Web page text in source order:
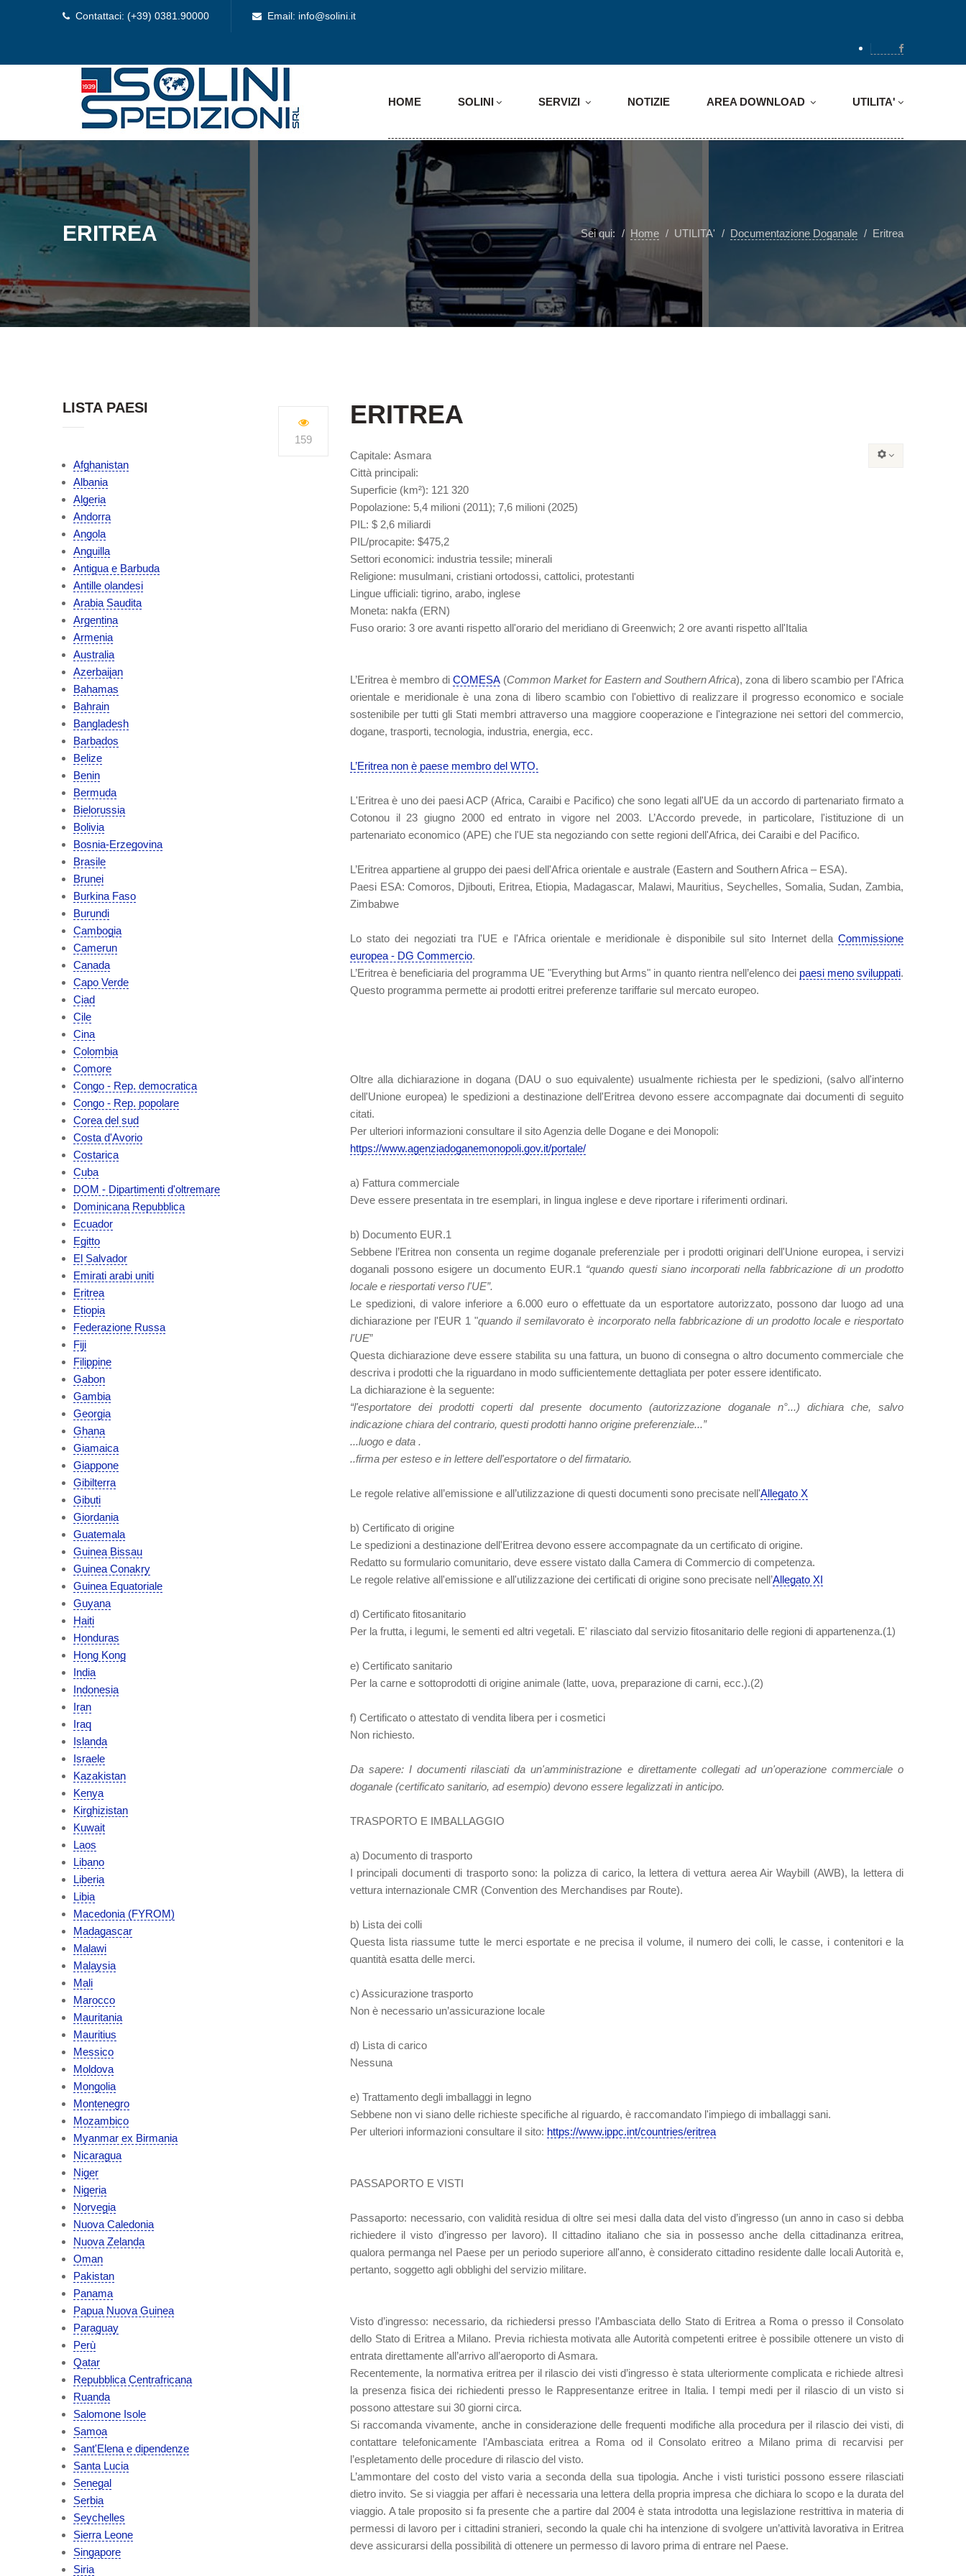
Contattaci: (+39) 0381.90000 Email: info@solini.it
HOME SOLINI SERVIZI NOTIZIE AREA DOWNLOAD UTILITA'
ERITREA Sei qui: Home UTILITA' Documentazione Doganale Eritrea
LISTA PAESI
Afghanistan
Albania
Algeria
Andorra
Angola
Anguilla
Antigua e Barbuda
Antille olandesi
Arabia Saudita
Argentina
Armenia
Australia
Azerbaijan
Bahamas
Bahrain
Bangladesh
Barbados
Belize
Benin
Bermuda
Bielorussia
Bolivia
Bosnia-Erzegovina
Brasile
Brunei
Burkina Faso
Burundi
Cambogia
Camerun
Canada
Capo Verde
Ciad
Cile
Cina
Colombia
Comore
Congo - Rep. democratica
Congo - Rep. popolare
Corea del sud
Costa d'Avorio
Costarica
Cuba
DOM - Dipartimenti d'oltremare
Dominicana Repubblica
Ecuador
Egitto
El Salvador
Emirati arabi uniti
Eritrea
Etiopia
Federazione Russa
Fiji
Filippine
Gabon
Gambia
Georgia
Ghana
Giamaica
Giappone
Gibilterra
Gibuti
Giordania
Guatemala
Guinea Bissau
Guinea Conakry
Guinea Equatoriale
Guyana
Haiti
Honduras
Hong Kong
India
Indonesia
Iran
Iraq
Islanda
Israele
Kazakistan
Kenya
Kirghizistan
Kuwait
Laos
Libano
Liberia
Libia
Macedonia (FYROM)
Madagascar
Malawi
Malaysia
Mali
Marocco
Mauritania
Mauritius
Messico
Moldova
Mongolia
Montenegro
Mozambico
Myanmar ex Birmania
Nicaragua
Niger
Nigeria
Norvegia
Nuova Caledonia
Nuova Zelanda
Oman
Pakistan
Panama
Papua Nuova Guinea
Paraguay
Perù
Qatar
Repubblica Centrafricana
Ruanda
Salomone Isole
Samoa
Sant'Elena e dipendenze
Santa Lucia
Senegal
Serbia
Seychelles
Sierra Leone
Singapore
Siria
159
ERITREA
Capitale: Asmara
Città principali:
Superficie (km²): 121 320
Popolazione: 5,4 milioni (2011); 7,6 milioni (2025)
PIL : $ 2,6 miliardi
PIL/procapite: $475,2
Settori economici: industria tessile; minerali
Religione: musulmani, cristiani ortodossi, cattolici, protestanti
Lingue ufficiali: tigrino, arabo, inglese
Moneta: nakfa (ERN)
Fuso orario: 3 ore avanti rispetto all'orario del meridiano di Greenwich; 2 ore avanti rispetto all'Italia
L’Eritrea è membro diCOMESA(Common Market for Eastern and Southern Africa), zona di libero scambio per l'Africa
orientale e meridionale è una zona di libero scambio con l'obiettivo di realizzare il progresso economico e sociale
sostenibile per tutti gli Stati membri attraverso una maggiore cooperazione e l'integrazione nei settori del commercio,
dogane, trasporti, tecnologia, industria, energia, ecc.
L’Eritrea non è paese membro del WTO.
L'Eritrea è uno dei paesi ACP (Africa, Caraibi e Pacifico) che sono legati all'UE da un accordo di partenariato firmato a
Cotonou il 23 giugno 2000 ed entrato in vigore nel 2003. L’Accordo prevede, in particolare, l'istituzione di un
partenariato economico (APE) che l'UE sta negoziando con sette regioni dell'Africa, dei Caraibi e del Pacifico.
L’Eritrea appartiene al gruppo dei paesi dell'Africa orientale e australe (Eastern and Southern Africa – ESA).
Paesi ESA: Comoros, Djibouti, Eritrea, Etiopia, Madagascar, Malawi, Mauritius, Seychelles, Somalia, Sudan, Zambia,
Zimbabwe
Lo stato dei negoziati tra l'UE e l'Africa orientale e meridionale è disponibile sul sito Internet della Commissione
europea - DG Commercio.
L’Eritrea è beneficiaria del programma UE "Everything but Arms" in quanto rientra nell’elenco dei paesi meno sviluppati.
Questo programma permette ai prodotti eritrei preferenze tariffarie sul mercato europeo.
Oltre alla dichiarazione in dogana (DAU o suo equivalente) usualmente richiesta per le spedizioni, (salvo all'interno
dell'Unione europea) le spedizioni a destinazione dell'Eritrea devono essere accompagnate dai documenti di seguito
citati.
Per ulteriori informazioni consultare il sito Agenzia delle Dogane e dei Monopoli:
https://www.agenziadoganemonopoli.gov.it/portale/
a) Fattura commerciale
Deve essere presentata in tre esemplari, in lingua inglese e deve riportare i riferimenti ordinari.
b) Documento EUR.1
Sebbene l’Eritrea non consenta un regime doganale preferenziale per i prodotti originari dell'Unione europea, i servizi
doganali possono esigere un documento EUR.1 “quando questi siano incorporati nella fabbricazione di un prodotto
locale e riesportati verso l'UE”.
Le spedizioni, di valore inferiore a 6.000 euro o effettuate da un esportatore autorizzato, possono dar luogo ad una
dichiarazione per l'EUR 1 "quando il semilavorato è incorporato nella fabbricazione di un prodotto locale e riesportato
l'UE”
Questa dichiarazione deve essere stabilita su una fattura, un buono di consegna o altro documento commerciale che
descriva i prodotti che la riguardano in modo sufficientemente dettagliata per poter essere identificato.
La dichiarazione è la seguente:
“l'esportatore dei prodotti coperti dal presente documento (autorizzazione doganale n°...) dichiara che, salvo
indicazione chiara del contrario, questi prodotti hanno origine preferenziale...”
...luogo e data .
..firma per esteso e in lettere dell'esportatore o del firmatario.
Le regole relative all’emissione e all’utilizzazione di questi documenti sono precisate nell'Allegato X
b) Certificato di origine
Le spedizioni a destinazione dell'Eritrea devono essere accompagnate da un certificato di origine.
Redatto su formulario comunitario, deve essere vistato dalla Camera di Commercio di competenza.
Le regole relative all'emissione e all'utilizzazione dei certificati di origine sono precisate nell’Allegato XI
d) Certificato fitosanitario
Per la frutta, i legumi, le sementi ed altri vegetali. E' rilasciato dal servizio fitosanitario delle regioni di appartenenza.(1)
e) Certificato sanitario
Per la carne e sottoprodotti di origine animale (latte, uova, preparazione di carni, ecc.).(2)
f) Certificato o attestato di vendita libera per i cosmetici
Non richiesto.
Da sapere: I documenti rilasciati da un'amministrazione e direttamente collegati ad un'operazione commerciale o
doganale (certificato sanitario, ad esempio) devono essere legalizzati in anticipo.
TRASPORTO E IMBALLAGGIO
a) Documento di trasporto
I principali documenti di trasporto sono: la polizza di carico, la lettera di vettura aerea Air Waybill (AWB), la lettera di
vettura internazionale CMR (Convention des Merchandises par Route).
b) Lista dei colli
Questa lista riassume tutte le merci esportate e ne precisa il volume, il numero dei colli, le casse, i contenitori e la
quantità esatta delle merci.
c) Assicurazione trasporto
Non è necessario un’assicurazione locale
d) Lista di carico
Nessuna
e) Trattamento degli imballaggi in legno
Sebbene non vi siano delle richieste specifiche al riguardo, è raccomandato l'impiego di imballaggi sani.
Per ulteriori informazioni consultare il sito: https://www.ippc.int/countries/eritrea
PASSAPORTO E VISTI
Passaporto: necessario, con validità residua di oltre sei mesi dalla data del visto d’ingresso (un anno in caso si debba
richiedere il visto d’ingresso per lavoro). Il cittadino italiano che sia in possesso anche della cittadinanza eritrea,
qualora permanga nel Paese per un periodo superiore all'anno, è considerato cittadino residente dalle locali Autorità e,
pertanto, soggetto agli obblighi del servizio militare.
Visto d’ingresso: necessario, da richiedersi presso l’Ambasciata dello Stato di Eritrea a Roma o presso il Consolato
dello Stato di Eritrea a Milano. Previa richiesta motivata alle Autorità competenti eritree è possibile ottenere un visto di
entrata direttamente all’arrivo all’aeroporto di Asmara.
Recentemente, la normativa eritrea per il rilascio dei visti d’ingresso è stata ulteriormente complicata e richiede altresì
la presenza fisica dei richiedenti presso le Rappresentanze eritree in Italia. I tempi medi per il rilascio di un visto si
possono attestare sui 30 giorni circa.
Si raccomanda vivamente, anche in considerazione delle frequenti modifiche alla procedura per il rilascio dei visti, di
contattare telefonicamente l’Ambasciata eritrea a Roma od il Consolato eritreo a Milano prima di recarvisi per
l’espletamento delle procedure di rilascio del visto.
L’ammontare del costo del visto varia a seconda della sua tipologia. Anche i visti turistici possono essere rilasciati
dietro invito. Se si viaggia per affari è necessaria una lettera della propria impresa che dichiara lo scopo e la durata del
viaggio. A tale proposito si fa presente che a partire dal 2004 è stata introdotta una legislazione restrittiva in materia di
permessi di lavoro per i cittadini stranieri, secondo la quale chi ha intenzione di svolgere un’attività lavorativa in Eritrea
deve assicurarsi della possibilità di ottenere un permesso di lavoro prima di entrare nel Paese.